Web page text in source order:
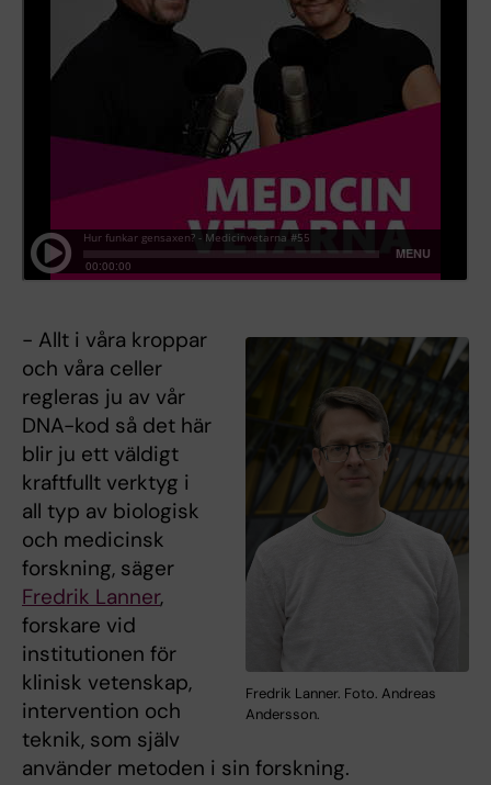
Fredrik Lanner. Foto. Andreas
Andersson.
- Allt i våra kroppar
och våra celler
regleras ju av vår
DNA-kod så det här
blir ju ett väldigt
kraftfullt verktyg i
all typ av biologisk
och medicinsk
forskning, säger
Fredrik Lanner,
forskare vid
institutionen för
klinisk vetenskap,
intervention och
teknik, som själv
använder metoden i sin forskning.